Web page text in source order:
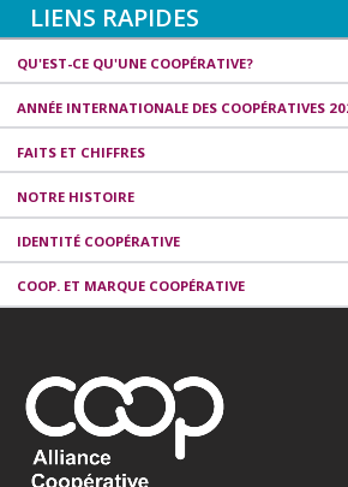
LIENS RAPIDES
QU'EST-CE QU'UNE COOPÉRATIVE?
ANNÉE INTERNATIONALE DES COOPÉRATIVES
FAITS ET CHIFFRES
NOTRE HISTOIRE
IDENTITÉ COOPÉRATIVE
COOP. ET MARQUE COOPÉRATIVE